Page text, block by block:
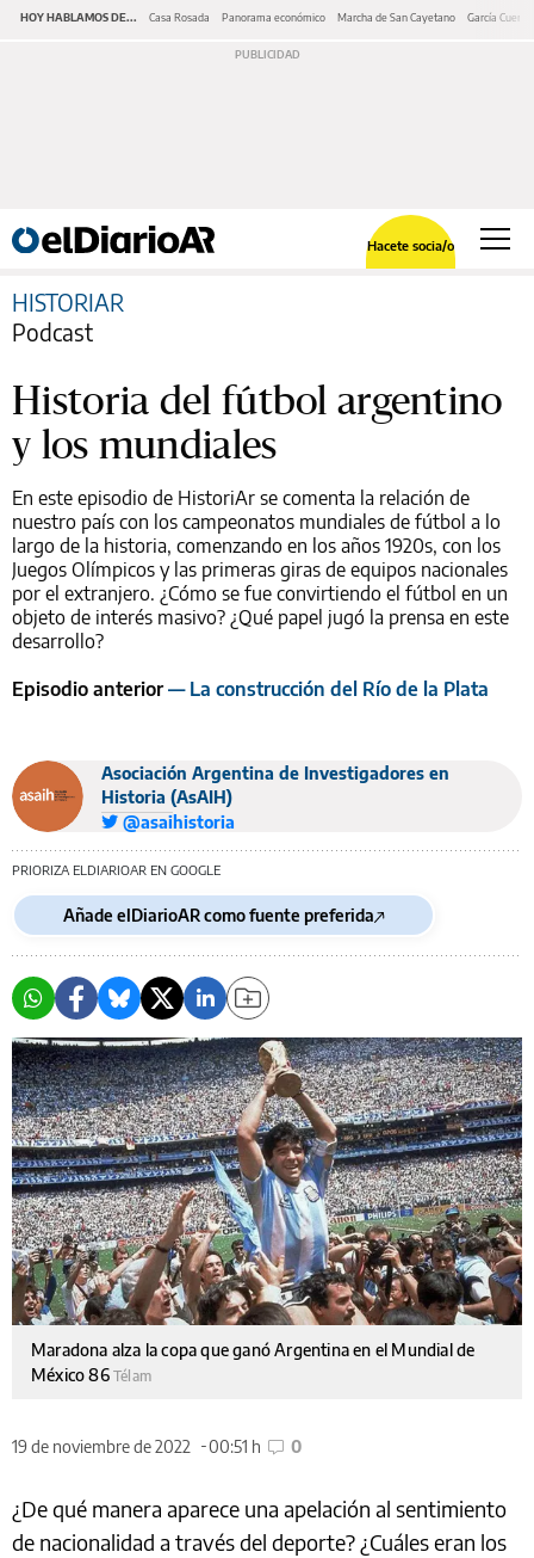
HOY HABLAMOS DE... Casa Rosada Panorama económico Marcha de San Cayetano García Cuerva
Hacete socia/o
HISTORIAR
Podcast
Historia del fútbol argentino
y los mundiales
En este episodio de HistoriAr se comenta la relación de
nuestro país con los campeonatos mundiales de fútbol a lo
largo de la historia, comenzando en los años 1920s, con los
Juegos Olímpicos y las primeras giras de equipos nacionales
por el extranjero. ¿Cómo se fue convirtiendo el fútbol en un
objeto de interés masivo? ¿Qué papel jugó la prensa en este
desarrollo?
Episodio anterior— La construcción del Río de la Plata
Asociación Argentina de Investigadores en
Historia (AsAIH)
@asaihistoria
PRIORIZA ELDIARIOAR EN GOOGLE
Añade elDiarioAR como fuente preferida
Maradona alza la copa que ganó Argentina en el Mundial de
México 86 Télam
19 de noviembre de 2022 00:51 h 0
¿De qué manera aparece una apelación al sentimiento
de nacionalidad a través del deporte? ¿Cuáles eran los